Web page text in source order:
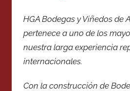
HGA Bodegas y Viñedos
pertenece a uno de los
nuestra larga experiencia
internacionales.
Con la construcción de